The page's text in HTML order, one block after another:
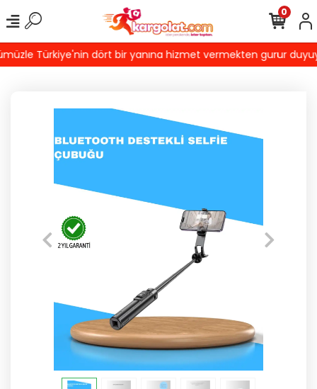
Türkiye'nin dört bir yanına hizmet vermekten gurur
0